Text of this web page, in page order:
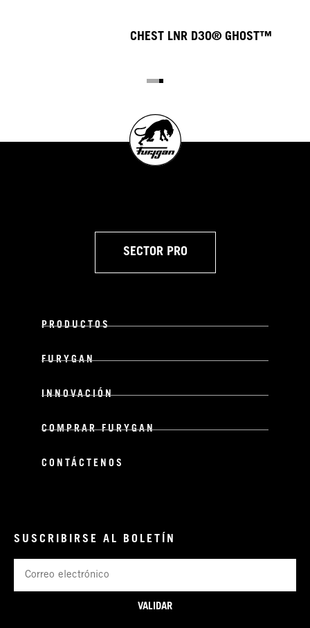
CHEST LNR D3O® GHOST™
SECTOR PRO
PRODUCTOS
FURYGAN
INNOVACIÓN
COMPRAR FURYGAN
CONTÁCTENOS
SUSCRIBIRSE AL BOLETÍN
VALIDAR